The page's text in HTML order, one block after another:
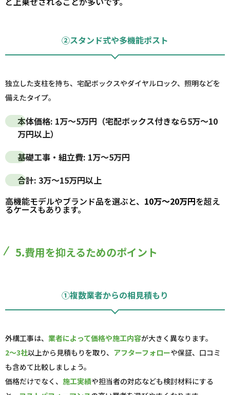
②スタンド式や多機能ポスト
独立した支柱を持ち、宅配ボックスやダイヤルロック、照明などを
備えたタイプ。
本体価格: 1万～5万円 （宅配ボックス付きなら5万～10
万円以上）
基礎工事・組立費: 1万～5万円
合計: 3万～15万円以上
高機能モデルやブランド品を選ぶと、 10万～20万円を超え
るケースもあります。
5.費用を抑えるためのポイント
①複数業者からの相見積もり
外構工事は、 業者によって価格や施工内容が大きく異なります。
2～3社以上から見積もりを取り、 アフターフォローや保証、口コミ
も含めて比較しましょう。
価格だけでなく、 施工実績や担当者の対応なども検討材料にする